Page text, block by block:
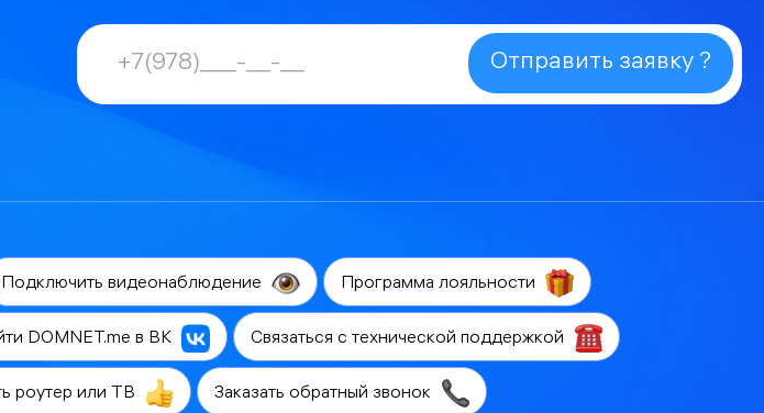
Отправить заявку ?
Подключить видеонаблюдение Программа лояльности
DOMNET.me в ВК Связаться с технической поддержкой
роутер или ТВ Заказать обратный звонок